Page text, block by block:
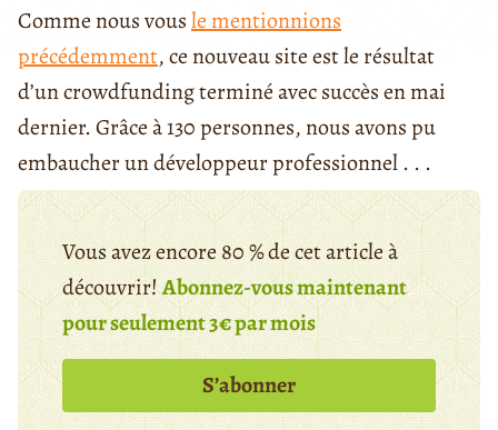
Comme nous vousle mentionnions
précédemment, ce nouveau site est le résultat
d’un crowdfunding terminé avec succès en mai
dernier. Grâce à 130 personnes, nous avons pu
embaucher un développeur professionnel . . .
Vous avez encore 80 % de cet article à
découvrir!Abonnez-vous maintenant
pour seulement 3€ par mois
S’abonner